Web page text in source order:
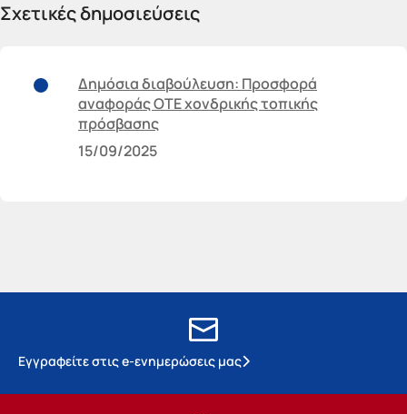
Σχετικές δημοσιεύσεις
Δημόσια διαβούλευση: Προσφορά
αναφοράς ΟΤΕ χονδρικής τοπικής
πρόσβασης
15/09/2025
Εγγραφείτε στις e-ενημερώσεις μας